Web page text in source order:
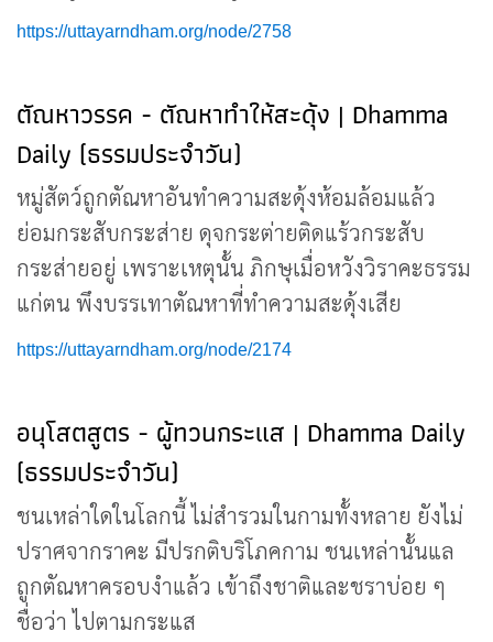
https://uttayarndham.org/node/2758
ตัณหาวรรค - ตัณหาทำให้สะดุ้ง | Dhamma
Daily (ธรรมประจำวัน)
หมู่สัตว์ถูกตัณหาอันทำความสะดุ้งห้อมล้อมแล้ว
ย่อมกระสับกระส่าย ดุจกระต่ายติดแร้วกระสับ
กระส่ายอยู่ เพราะเหตุนั้น ภิกษุเมื่อหวังวิราคะธรรม
แก่ตน พึงบรรเทาตัณหาที่ทำความสะดุ้งเสีย
https://uttayarndham.org/node/2174
อนุโสตสูตร - ผู้ทวนกระแส | Dhamma Daily
(ธรรมประจำวัน)
ชนเหล่าใดในโลกนี้ ไม่สำรวมในกามทั้งหลาย ยังไม่
ปราศจากราคะ มีปรกติบริโภคกาม ชนเหล่านั้นแล
ถูกตัณหาครอบงำแล้ว เข้าถึงชาติและชราบ่อย ๆ
ชื่อว่า ไปตามกระแส